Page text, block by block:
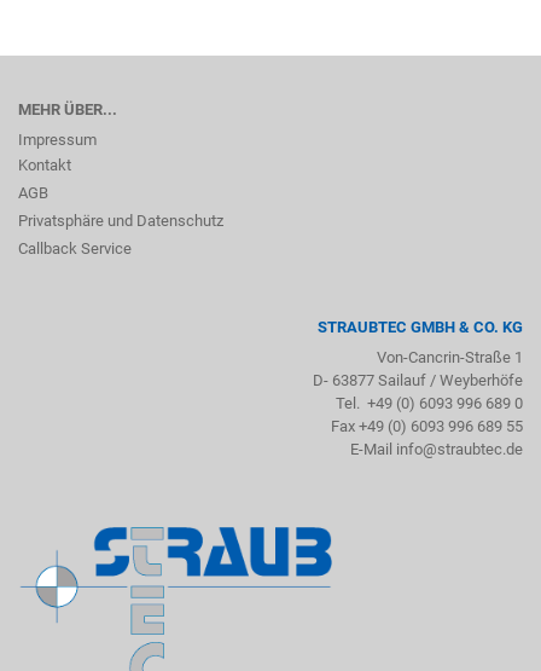
MEHR ÜBER...
Impressum
Kontakt
AGB
Privatsphäre und Datenschutz
Callback Service
STRAUBTEC GMBH & CO. KG
Von-Cancrin-Straße 1
D- 63877 Sailauf / Weyberhöfe
Tel. +49 (0) 6093 996 689 0
Fax +49 (0) 6093 996 689 55
E-Mail info@straubtec.de